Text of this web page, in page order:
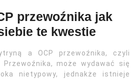
przewoźnika jak
te kwestie
a OCP przewoźnika, czyli
Przewoźnika, może wydawać się
nietypowy, jednakże istnieje